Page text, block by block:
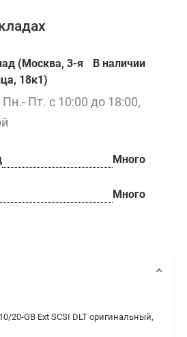
(Москва, 3-я
18к1)
В наличии
Пт. с 10:00 до 18:00,
Много
Много
20-GB Ext SCSI DLT оригинальный,